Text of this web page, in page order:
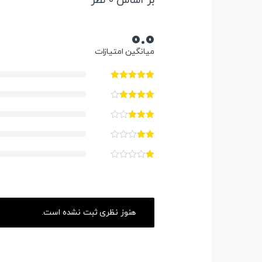
0.0
میانگین امتیازات
هنوز نظری ثبت نشده است.